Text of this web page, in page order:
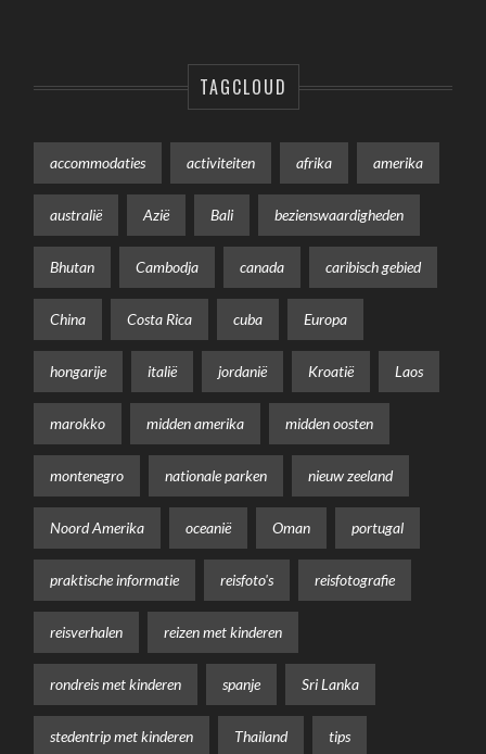
TAGCLOUD
accommodaties activiteiten afrika amerika
australië Azië Bali bezienswaardigheden
Bhutan Cambodja canada caribisch gebied
China Costa Rica cuba Europa
hongarije italië jordanië Kroatië Laos
marokko midden amerika midden oosten
montenegro nationale parken nieuw zeeland
Noord Amerika oceanië Oman portugal
praktische informatie reisfoto's reisfotografie
reisverhalen reizen met kinderen
rondreis met kinderen spanje Sri Lanka
stedentrip met kinderen Thailand tips